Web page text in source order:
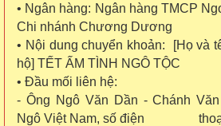
• Ngân hàng: Ngân hàng TMCP
Chi nhánh Chương Dương
• Nội dung chuyển khoản: [Họ và
hộ] TẾT ẤM TÌNH NGÔ TỘC
• Đầu mối liên hệ:
- Ông Ngô Văn Dần - Chánh
Ngô Việt Nam, số điện thoại: